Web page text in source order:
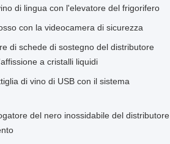
di lingua con l'elevatore del frigorifero
con la videocamera di sicurezza
di schede di sostegno del distributore
a cristalli liquidi
di vino di USB con il sistema
del nero inossidabile del distributore